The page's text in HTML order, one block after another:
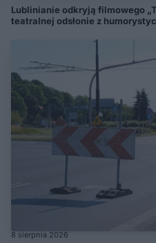
Lublinianie odkryją filmowego
teatralnej odsłonie z
8 sierpnia 2026